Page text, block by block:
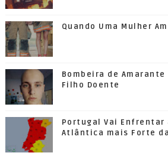
Quando Uma Mulher
Bombeira de Amarante
Filho Doente
Portugal Vai Enfrentar
Atlântica mais Forte